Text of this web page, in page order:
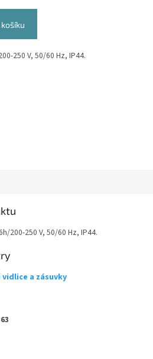
250 V, 50/60 Hz, IP44.
200-250 V, 50/60 Hz, IP44.
a zásuvky